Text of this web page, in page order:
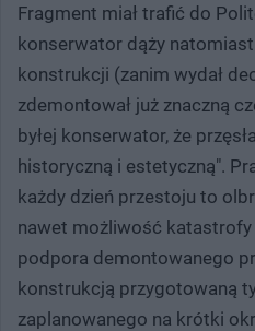
Fragment miał trafić do
konserwator dąży
konstrukcji (zanim wydał
zdemontował już znaczną
byłej konserwator, że
historyczną i estetyczną".
każdy dzień przestoju to
nawet możliwość
podpora demontowanego
konstrukcją przygotowaną
zaplanowanego na krótki